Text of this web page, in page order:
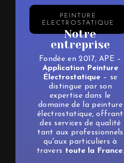
PEINTURE
ÉLECTROSTATIQUE
Notre
entreprise
Fondée en 2017, APE –
Application Peinture
Électrostatique – se
distingue par son
expertise dans le
domaine de la peinture
électrostatique, offrant
des services de qualité
tant aux professionnels
qu'aux particuliers à
travers toute la France.